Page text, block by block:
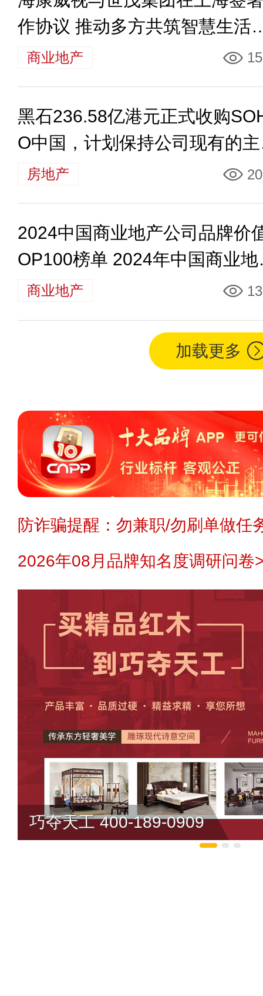
作协议 推动多方共筑智慧生活
格局
商业地产
黑石236.58亿港元正式收购
O中国，计划保持公司现有的
业务和管理团队
房地产
2024中国商业地产公司品牌价
OP100榜单 2024年中国商业地
100强排行榜
商业地产
加载更多
防诈骗提醒：勿兼职/勿刷单做任
2026年08月品牌知名度调研问卷
巧夺天工 400-189-0909